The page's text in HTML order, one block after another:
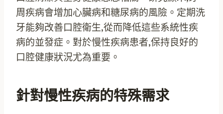
周疾病會增加心臟病和糖尿病的風險。定期洗
牙能夠改善口腔衛生,從而降低這些系統性疾
病的並發症。對於慢性疾病患者,保持良好的
口腔健康狀況尤為重要。
針對慢性疾病的特殊需求